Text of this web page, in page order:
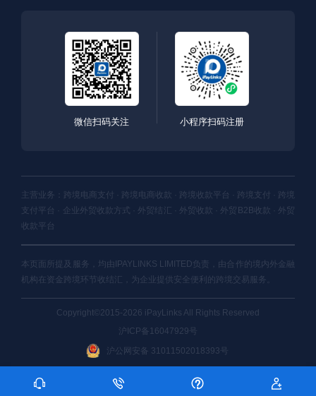
微信扫码关注 小程序扫码注册
主营业务：跨境电商支付 · 跨境电商收款 · 跨境收款平台 · 跨境支付 · 跨境
支付平台 · 企业外贸收款方式 · 外贸结汇 · 外贸收款 · 外贸B2B收款 · 外贸
收款平台
本页面所提及服务，均由IPAYLINKS LIMITED负责，由合作的境内外金融
机构在资金跨境环节收结汇，为企业提供安全便利的跨境交易服务。
Copyright©2015-2026 iPayLinks All Rights Reserved
沪ICP备16047929号
沪公网安备 31011502018393号